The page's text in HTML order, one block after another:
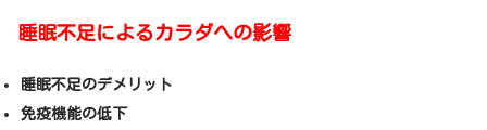
睡眠不足によるカラダへの影響
睡眠不足のデメリット
免疫機能の低下